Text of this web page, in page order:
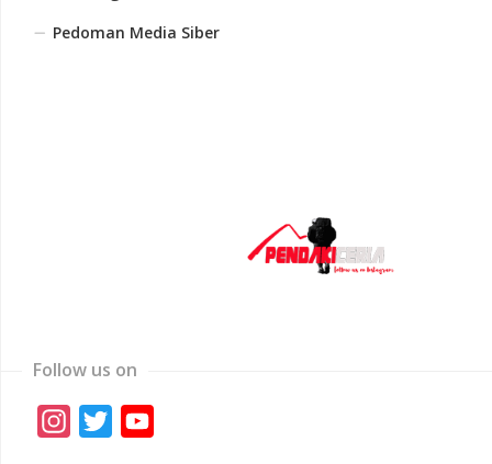
Pedoman Media Siber
Follow us on
Instagram
Twitter